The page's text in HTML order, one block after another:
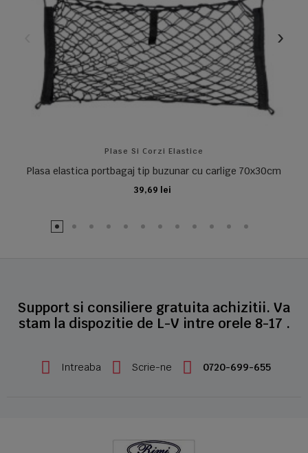
Plase Si Corzi Elastice
Plasa elastica portbagaj tip buzunar cu carlige 70x30cm
39,69 lei
ADAUGA IN COS
Support si consiliere gratuita achizitii. Va
stam la dispozitie de L-V intre orele 8-17 .
Intreaba Scrie-ne 0720-699-655